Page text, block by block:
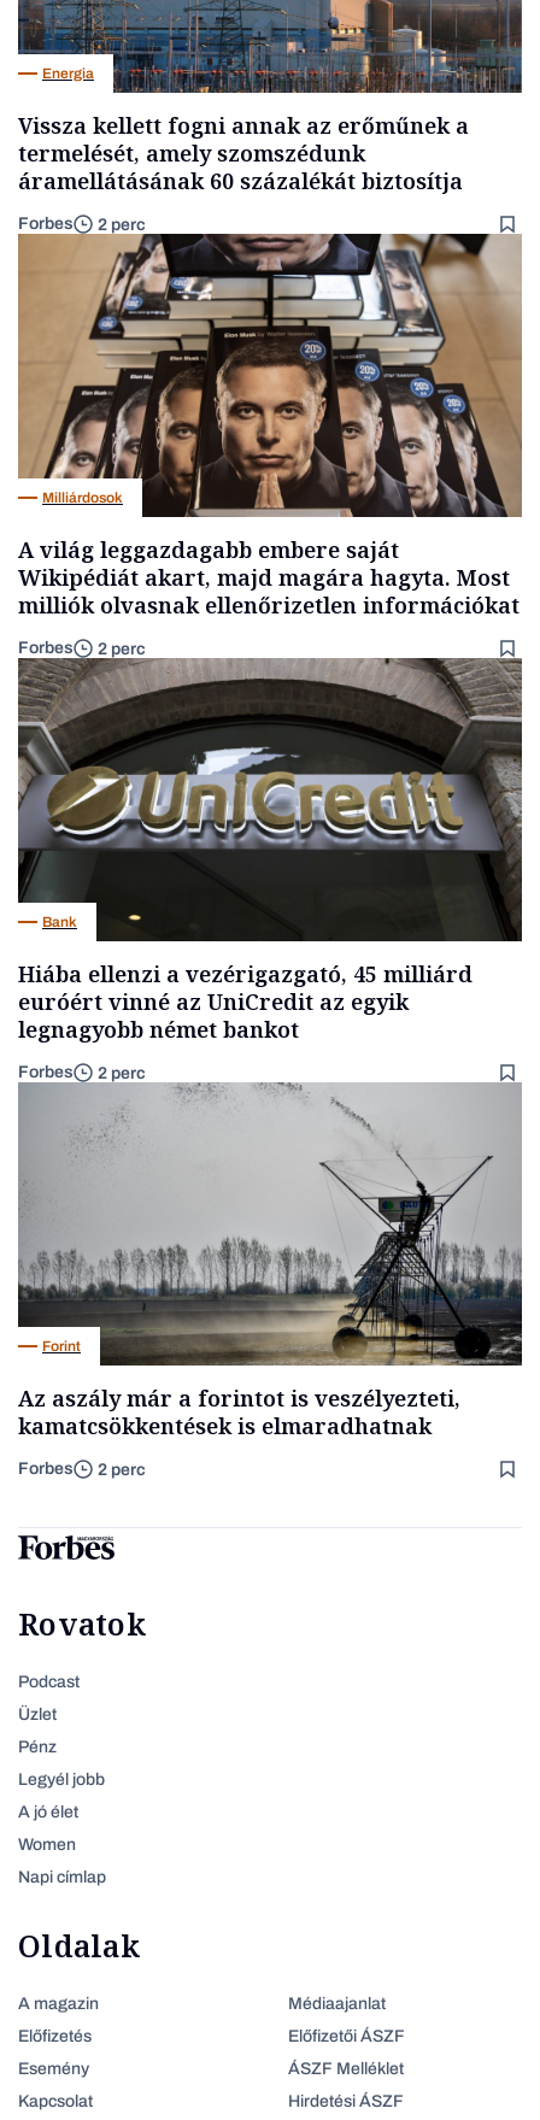
Energia
Vissza kellett fogni annak az erőműnek a
termelését, amely szomszédunk
áramellátásának 60 százalékát biztosítja
Forbes 2 perc
Milliárdosok
A világ leggazdagabb embere saját
Wikipédiát akart, majd magára hagyta. Most
milliók olvasnak ellenőrizetlen információkat
Forbes 2 perc
Bank
Hiába ellenzi a vezérigazgató, 45 milliárd
euróért vinné az UniCredit az egyik
legnagyobb német bankot
Forbes 2 perc
Forint
Az aszály már a forintot is veszélyezteti,
kamatcsökkentések is elmaradhatnak
Forbes 2 perc
Rovatok
Podcast
Üzlet
Pénz
Legyél jobb
A jó élet
Women
Napi címlap
Oldalak
A magazin
Előfizetés
Esemény
Kapcsolat
Médiaajanlat
Előfizetői ÁSZF
ÁSZF Melléklet
Hirdetési ÁSZF